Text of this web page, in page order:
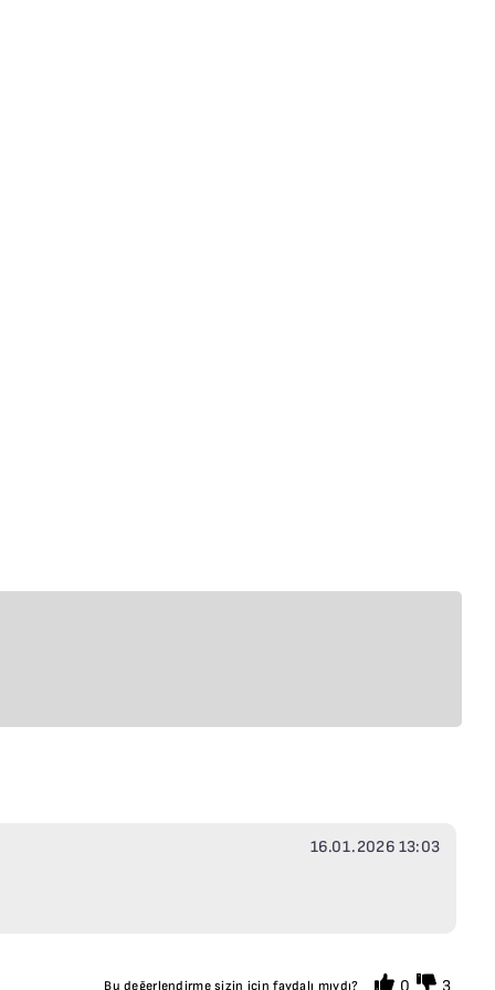
16.01.2026 13:03
Bu değerlendirme sizin için faydalı mıydı?